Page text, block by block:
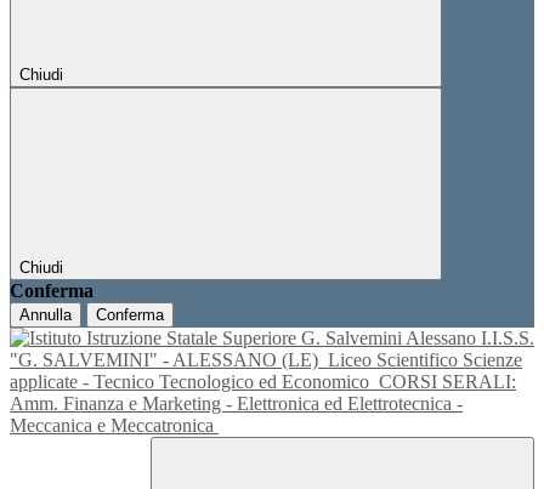
Chiudi
Chiudi
Conferma
Annulla Conferma
I.I.S.S.
"G. SALVEMINI" - ALESSANO (LE) Liceo Scientifico Scienze
applicate - Tecnico Tecnologico ed Economico CORSI SERALI:
Amm. Finanza e Marketing - Elettronica ed Elettrotecnica -
Meccanica e Meccatronica